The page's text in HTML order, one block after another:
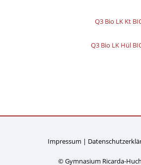
Q3 Bio LK Kt
Q3 Bio LK Hül
Impressum
© Gymnasium Ricarda-